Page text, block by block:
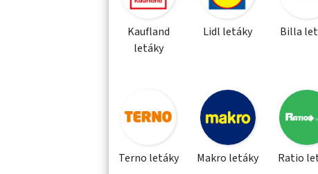
Kaufland
letáky
Lidl letáky Billa
Terno letáky Makro letáky Ratio